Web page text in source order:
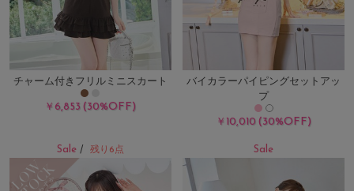
チャーム付きフリルミニスカート
￥6,853 (30%OFF)
バイカラーパイピングセットアッ
プ
￥10,010(30%OFF)
Sale/ 残り6点 Sale